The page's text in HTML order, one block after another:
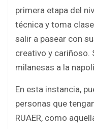
primera etapa del
técnica y toma
salir a pasear con
creativo y cariñoso.
milanesas a la
En esta instancia,
personas que
RUAER, como